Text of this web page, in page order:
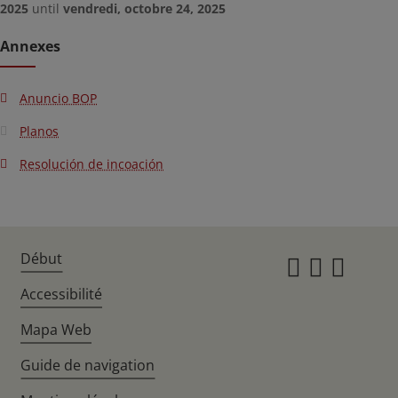
2025 until vendredi, octobre 24, 2025
Annexes
Anuncio BOP
Planos
Resolución de incoación
Début
Accessibilité
Mapa Web
Guide de navigation